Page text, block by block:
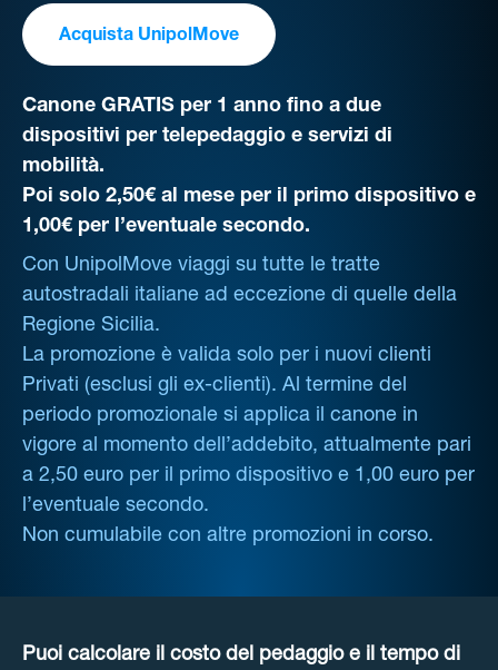
Acquista UnipolMove
Canone GRATIS per 1 anno fino a due
dispositivi per telepedaggio e servizi di
mobilità.
Poi solo 2,50€ al mese per il primo dispositivo e
1,00€ per l’eventuale secondo.
Con UnipolMove viaggi su tutte le tratte
autostradali italiane ad eccezione di quelle della
Regione Sicilia.
La promozione è valida solo per i nuovi clienti
Privati (esclusi gli ex-clienti). Al termine del
periodo promozionale si applica il canone in
vigore al momento dell’addebito, attualmente pari
a 2,50 euro per il primo dispositivo e 1,00 euro per
l’eventuale secondo.
Non cumulabile con altre promozioni in corso.
Puoi calcolare il costo del pedaggio e il tempo di